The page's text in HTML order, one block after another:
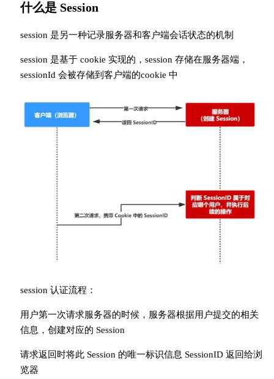
什么是 Session
session 是另一种记录服务器和客户端会话状态的机制
session 是基于 cookie 实现的，session 存储在服务器端，
sessionId 会被存储到客户端的cookie 中
session 认证流程：
用户第一次请求服务器的时候，服务器根据用户提交的相关
信息，创建对应的 Session
请求返回时将此 Session 的唯一标识信息 SessionID 返回给浏
览器